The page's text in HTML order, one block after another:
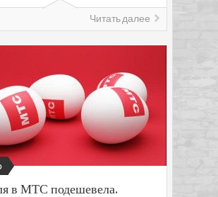
Читать далее
в МТС подешевела.